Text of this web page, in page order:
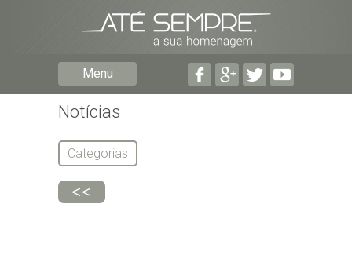
Menu
Notícias
Categorias
<<
Preencha o formulário seguinte para ser notificado
Preencha os seguintes campos com a informação
pormenorizada possível: